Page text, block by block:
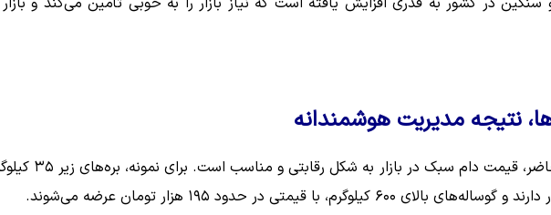
نتیجه مدیریت هوشمندانه
پوریان همچنین تأکید کرد که درحال حاضر، قیمت دام سبک در بازار به شکل